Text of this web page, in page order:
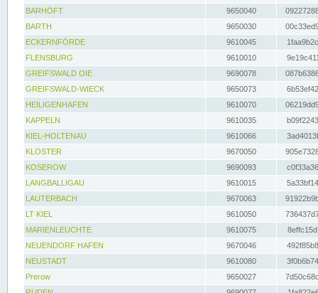
BARHÖFT
9650040
BARTH
9650030
ECKERNFÖRDE
9610045
FLENSBURG
9610010
GREIFSWALD OIE
9690078
GREIFSWALD-WIECK
9650073
HEILIGENHAFEN
9610070
KAPPELN
9610035
KIEL-HOLTENAU
9610066
KLOSTER
9670050
KOSEROW
9690093
LANGBALLIGAU
9610015
LAUTERBACH
9670063
LT KIEL
9610050
MARIENLEUCHTE
9610075
NEUENDORF HAFEN
9670046
NEUSTADT
9610080
Prerow
9650027